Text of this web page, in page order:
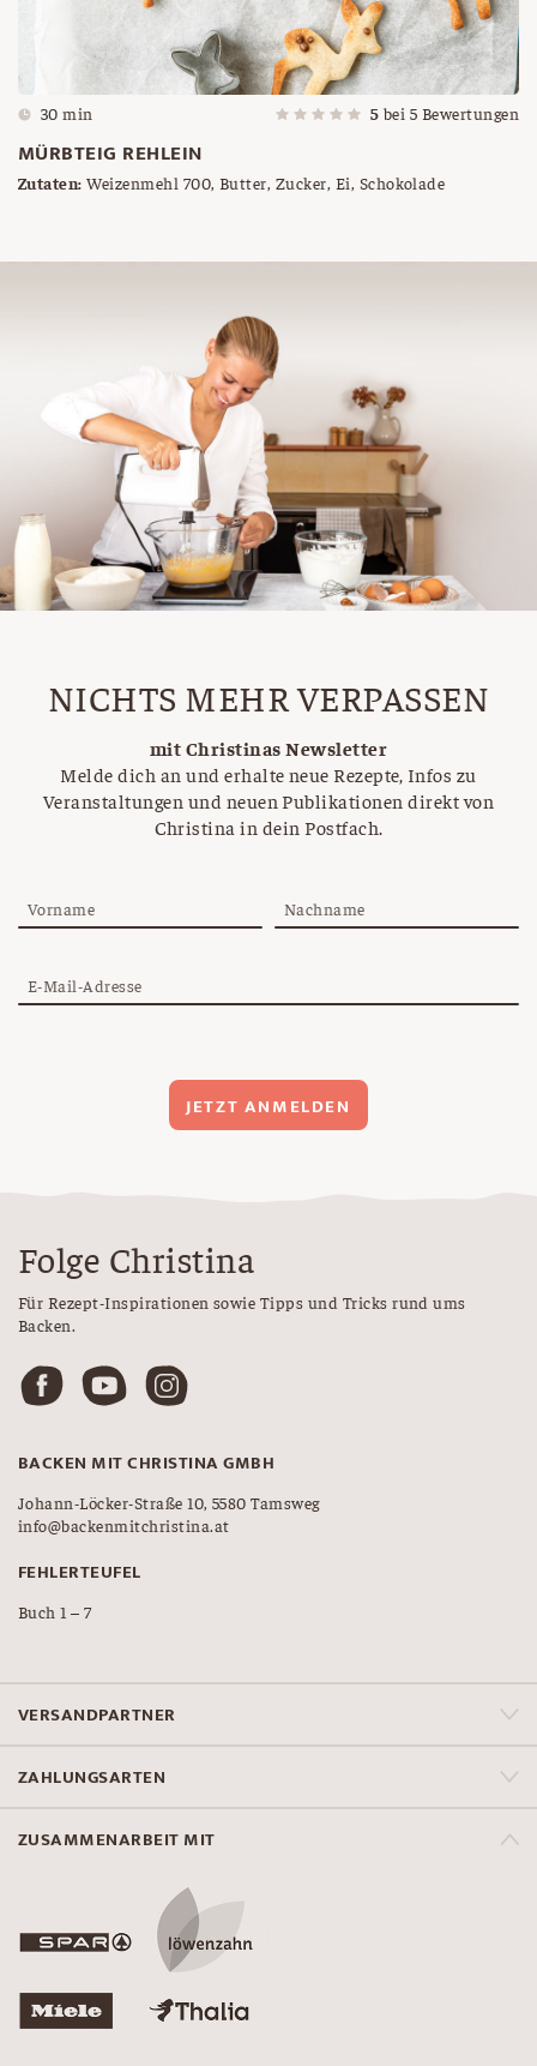
30 min 5 bei 5 Bewertungen
MÜRBTEIG REHLEIN
Zutaten: Weizenmehl 700, Butter, Zucker, Ei, Schokolade
NICHTS MEHR VERPASSEN
mit Christinas Newsletter
Melde dich an und erhalte neue Rezepte, Infos zu
Veranstaltungen und neuen Publikationen direkt von
Christina in dein Postfach.
Vorname Nachname
E-Mail-Adresse
JETZT ANMELDEN
Folge Christina
Für Rezept-Inspirationen sowie Tipps und Tricks rund ums
Backen.
BACKEN MIT CHRISTINA GMBH
Johann-Löcker-Straße 10, 5580 Tamsweg
info@backenmitchristina.at
FEHLERTEUFEL
Buch 1 – 7
VERSANDPARTNER
ZAHLUNGSARTEN
ZUSAMMENARBEIT MIT